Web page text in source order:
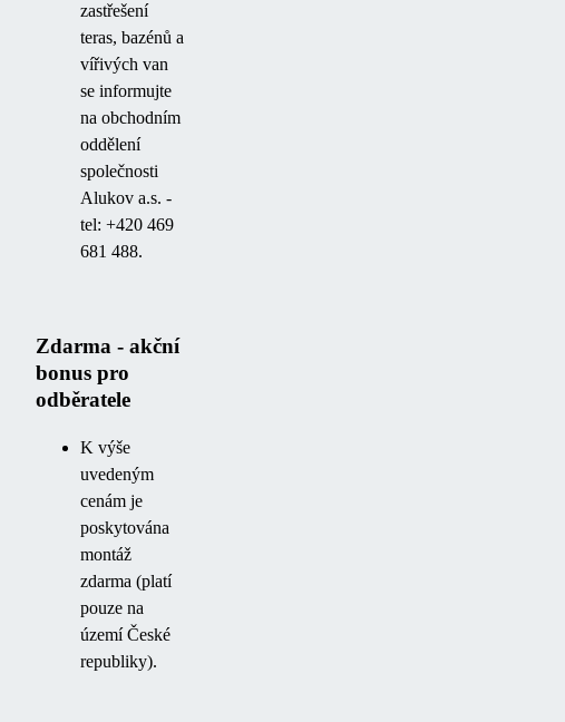
zastřešení
teras, bazénů a
vířivých van
se informujte
na obchodním
oddělení
společnosti
Alukov a.s. -
tel: +420 469
681 488.
Zdarma - akční
bonus pro
odběratele
K výše
uvedeným
cenám je
poskytována
montáž
zdarma (platí
pouze na
území České
republiky).